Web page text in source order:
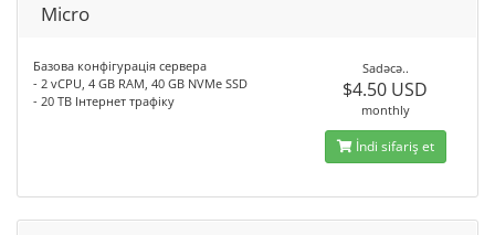
Micro
Базова конфігурація сервера
- 2 vCPU, 4 GB RAM, 40 GB NVMe SSD
- 20 TB Інтернет трафіку
Sadəcə..
$4.50 USD
monthly
İndi sifariş et